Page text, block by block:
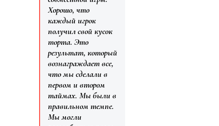
Хорошо, что
каждый игрок
получил свой кусок
торта. Это
результат, который
вознаграждает все,
что мы сделали в
первом и втором
таймах. Мы были в
правильном темпе.
Мы могли